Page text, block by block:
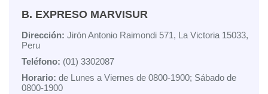
B. EXPRESO MARVISUR
Dirección: Jirón Antonio Raimondi 571, La Victoria 15033,
Peru
Teléfono: (01) 3302087
Horario: de Lunes a Viernes de 0800-1900; Sábado de
0800-1900